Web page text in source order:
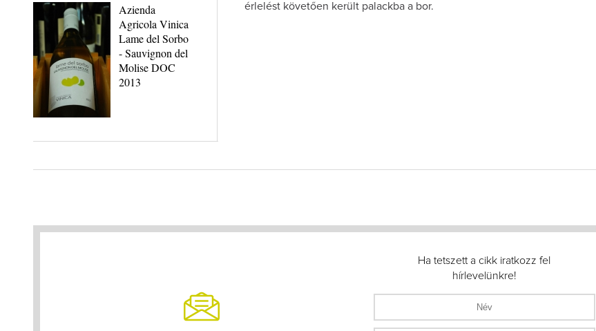
Azienda
Agricola Vinica
Lame del Sorbo
- Sauvignon del
Molise DOC
2013
érlelést követően került palackba a bor.
Ha tetszett a cikk iratkozz fel
hírlevelünkre!